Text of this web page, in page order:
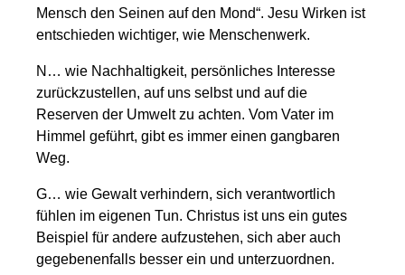
Mensch den Seinen auf den Mond“. Jesu Wirken ist
entschieden wichtiger, wie Menschenwerk.
N… wie Nachhaltigkeit, persönliches Interesse
zurückzustellen, auf uns selbst und auf die
Reserven der Umwelt zu achten. Vom Vater im
Himmel geführt, gibt es immer einen gangbaren
Weg.
G… wie Gewalt verhindern, sich verantwortlich
fühlen im eigenen Tun. Christus ist uns ein gutes
Beispiel für andere aufzustehen, sich aber auch
gegebenenfalls besser ein und unterzuordnen.